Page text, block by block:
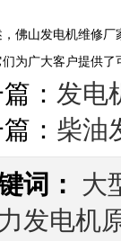
佛山发电机维修
们为广大客户提供
： 发电
： 柴油
词：
大
发电机